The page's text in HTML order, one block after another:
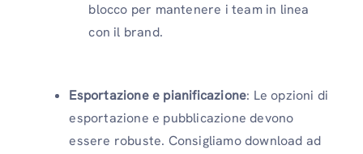
blocco per mantenere i team in linea
con il brand.
Esportazione e pianificazione: Le opzioni di
esportazione e pubblicazione devono
essere robuste. Consigliamo download ad